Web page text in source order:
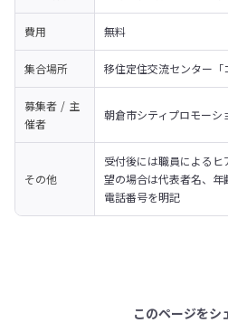
費用 無料
集合場所 移住定住交流センター「
募集者 / 主
催者
朝倉市シティプロモーシ
その他
受付後には職員による
望の場合は代表者名、年
電話番号を明記
このページをシ